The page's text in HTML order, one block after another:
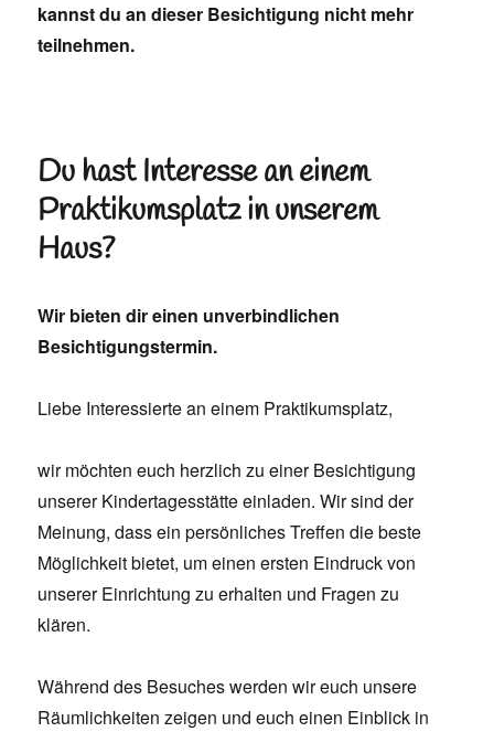
kannst du an dieser Besichtigung nicht mehr
teilnehmen.
Du hast Interesse an einem
Praktikumsplatz in unserem
Haus?
Wir bieten dir einen unverbindlichen
Besichtigungstermin.
Liebe Interessierte an einem Praktikumsplatz,
wir möchten euch herzlich zu einer Besichtigung
unserer Kindertagesstätte einladen. Wir sind der
Meinung, dass ein persönliches Treffen die beste
Möglichkeit bietet, um einen ersten Eindruck von
unserer Einrichtung zu erhalten und Fragen zu
klären.
Während des Besuches werden wir euch unsere
Räumlichkeiten zeigen und euch einen Einblick in